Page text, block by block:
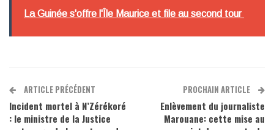
La Guinée s'offre l'Île Maurice et file au second tour
ARTICLE PRÉCÉDENT
Incident mortel à N’Zérékoré
: le ministre de la Justice
PROCHAIN ARTICLE
Enlèvement du journaliste
Marouane: cette mise au